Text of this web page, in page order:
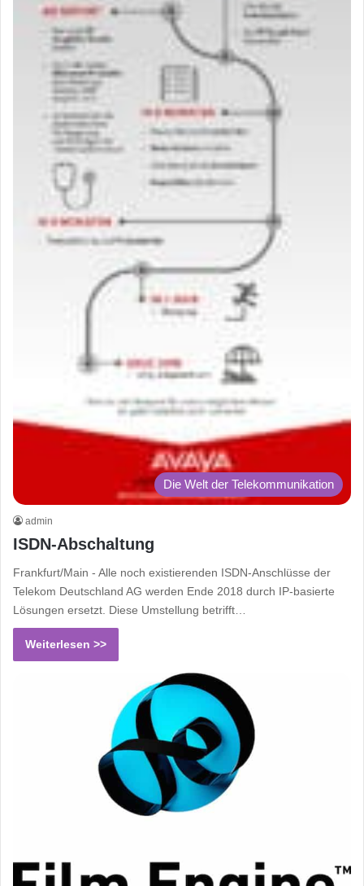
Die Welt der Telekommunikation
admin
ISDN-Abschaltung
Frankfurt/Main - Alle noch existierenden ISDN-Anschlüsse der
Telekom Deutschland AG werden Ende 2018 durch IP-basierte
Lösungen ersetzt. Diese Umstellung betrifft…
Weiterlesen >>